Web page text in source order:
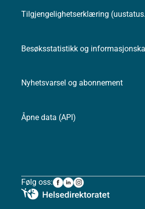
Tilgjengelighetserklæring
Besøksstatistikk og
Nyhetsvarsel og abonnement
Åpne data (API)
Følg oss: